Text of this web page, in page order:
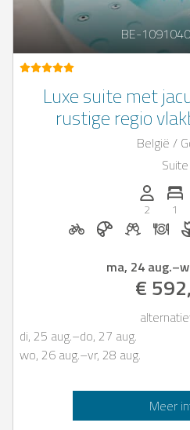
BE-
Luxe suite met
rustige regio
België /
Suite
2
1
Fietsverhuur
Ontbijt te
ma, 24 aug.–
€
di, 25 aug.–do, 27 aug.
wo, 26 aug.–vr, 28 aug.
Meer